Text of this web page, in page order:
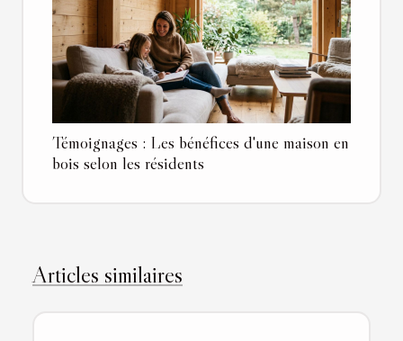
Témoignages : Les bénéfices d'une maison en
bois selon les résidents
Articles similaires